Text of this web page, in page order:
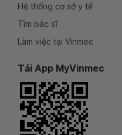
Hệ thống cơ sở y tế
Tìm bác sĩ
Làm việc tại Vinmec
Tải App MyVinmec